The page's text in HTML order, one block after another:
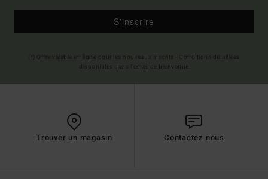
S'inscrire
Trouver un magasin Contactez nous